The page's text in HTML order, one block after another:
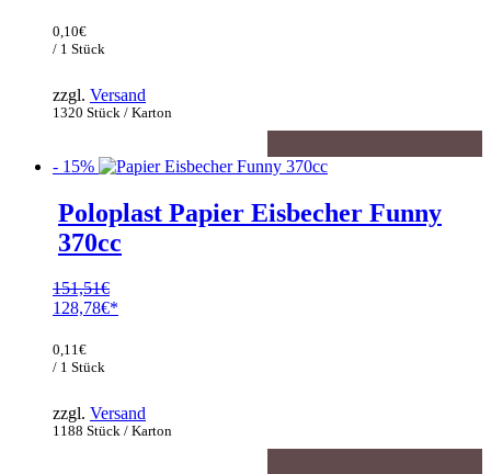
war:
151,51€
Preis
ist:
1320 Stück / Karton
0,10€
/ 1 Stück
zzgl. Versand
- 15%
Poloplast Papier Eisbecher Funny
370cc
151,51€
Ursprünglicher
war:
151,51€
128,78€
Preis
ist:
1188 Stück / Karton
0,11€
/ 1 Stück
zzgl. Versand